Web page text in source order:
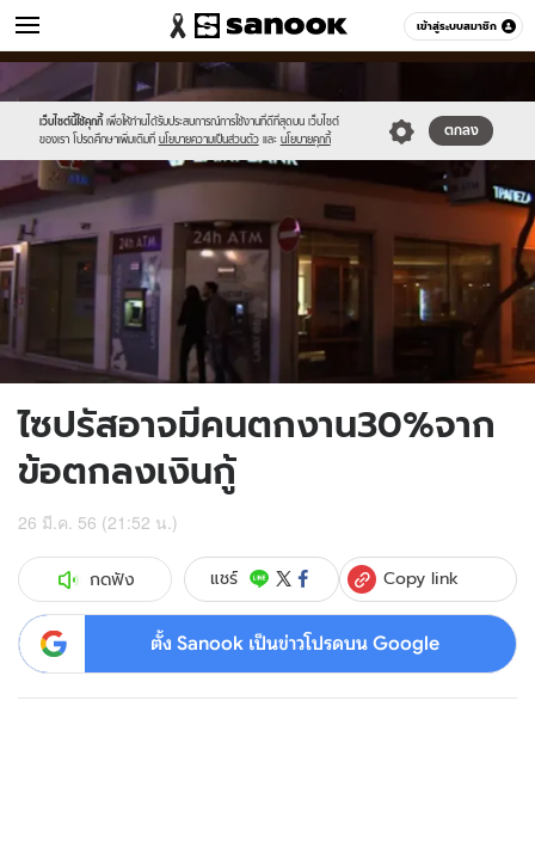
เข้าสู่ระบบสมาชิก
ข่าว หมวดอื่นๆ
เว็บไซต์นี้ใช้คุกกี้ เพื่อให้ท่านได้รับประสบการณ์การใช้งานที่ดีที่สุดบน เว็บไซต์
ของเรา โปรดศึกษาเพิ่มเติมที่ นโยบายความเป็นส่วนตัว และ นโยบายคุกกี้
ตกลง
Sanook
//s.isanook.com/sr/0/images/logo-
new-
sanook.png
600
60
//s.isanook.com/ns/0/ud/235/1176688/442818-
01.jpg
ไซปรัสอาจมีคนตกงาน30%จาก
ข้อตกลงเงินกู้
26 มี.ค. 56 (21:52 น.)
กดฟัง แชร์ Copy link
ตั้ง Sanook เป็นข่าวโปรดบน Google